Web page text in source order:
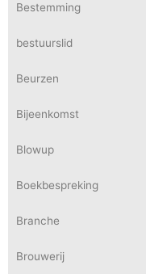
Bestemming
bestuurslid
Beurzen
Bijeenkomst
Blowup
Boekbespreking
Branche
Brouwerij